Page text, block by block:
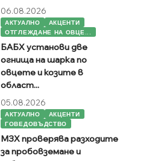
06.08.2026
АКТУАЛНО
АКЦЕНТИ
ОТГЛЕЖДАНЕ НА ОВЦЕ...
БАБХ установи две
огнища на шарка по
овцете и козите в
област...
05.08.2026
АКТУАЛНО
АКЦЕНТИ
ГОВЕДОВЪДСТВО
МЗХ проверява разходите
за пробовземане и